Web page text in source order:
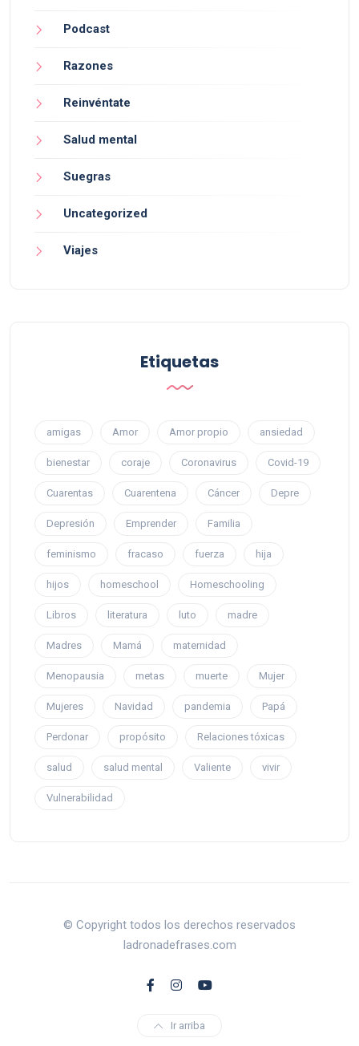
Podcast
Razones
Reinvéntate
Salud mental
Suegras
Uncategorized
Viajes
Etiquetas
amigas Amor Amor propio ansiedad
bienestar coraje Coronavirus Covid-19
Cuarentas Cuarentena Cáncer Depre
Depresión Emprender Familia
feminismo fracaso fuerza hija
hijos homeschool Homeschooling
Libros literatura luto madre
Madres Mamá maternidad
Menopausia metas muerte Mujer
Mujeres Navidad pandemia Papá
Perdonar propósito Relaciones tóxicas
salud salud mental Valiente vivir
Vulnerabilidad
© Copyright todos los derechos reservados
ladronadefrases.com
Ir arriba